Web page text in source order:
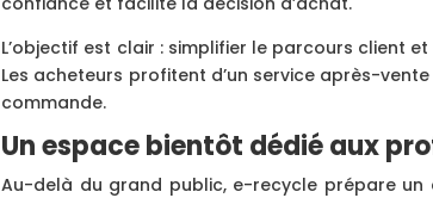
L’objectif est clair : simplifier le parcours client
Les acheteurs profitent d’un service après-
commande.
Un espace bientôt dédié aux
Au-delà du grand public, e-recycle prépare un